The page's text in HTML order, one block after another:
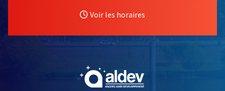
Voir les horaires